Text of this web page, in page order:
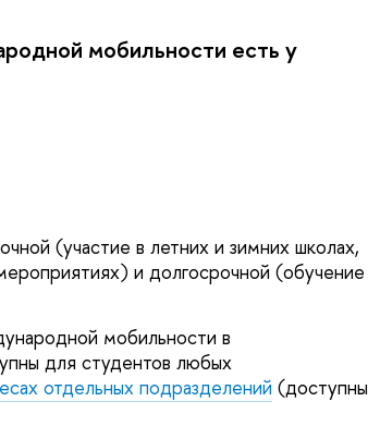
мобильности есть у
(участие в летних и зимних школах,
и долгосрочной (обучение
мобильности в
для студентов любых
отдельных подразделений (доступны